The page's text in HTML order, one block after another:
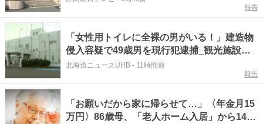
報告
「女性用トイレに全裸の男がいる！」建造物
侵入容疑で49歳男を現行犯逮捕_観光施設の
トイレに不法に侵入_警察官が確認した際
は"服を着ていた"侵入した動機などを詳しい
北海道ニュースUHB - 11時間前
報告
「お願いだから家に帰らせて…」〈年金月15
万円〉86歳母、「老人ホーム入居」から14